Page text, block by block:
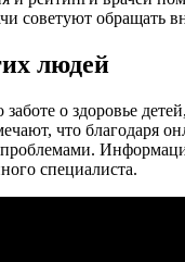
советуют обращать
людей
заботе о здоровье
что благодаря
специалиста.